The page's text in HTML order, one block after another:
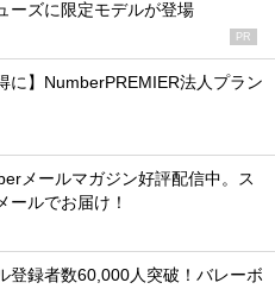
ーズに限定モデルが登場
PR
に】NumberPREMIER法人プラン
メールマガジン好評配信中。ス
ールでお届け！
登録者数60,000人突破！バレーボ